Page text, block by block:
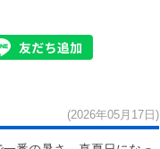
(2026年05月17日)